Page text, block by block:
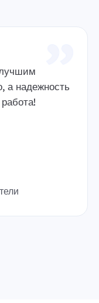
а надежность